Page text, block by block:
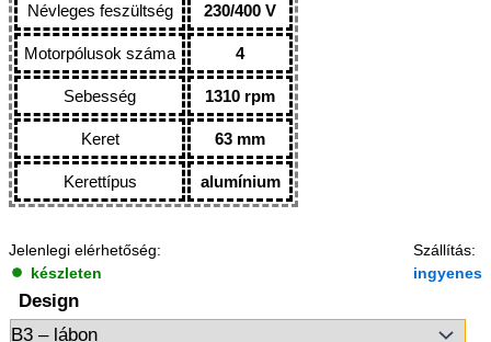
Névleges feszültség 230/400 V
Motorpólusok száma 4
Sebesség 1310 rpm
Keret 63 mm
Kerettípus alumínium
Jelenlegi elérhetőség:
készleten
Szállítás:
ingyenes
Design